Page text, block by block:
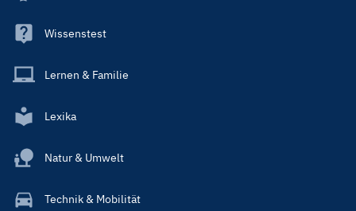
Wissenstest
Lernen & Familie
Lexika
Natur & Umwelt
Technik & Mobilität